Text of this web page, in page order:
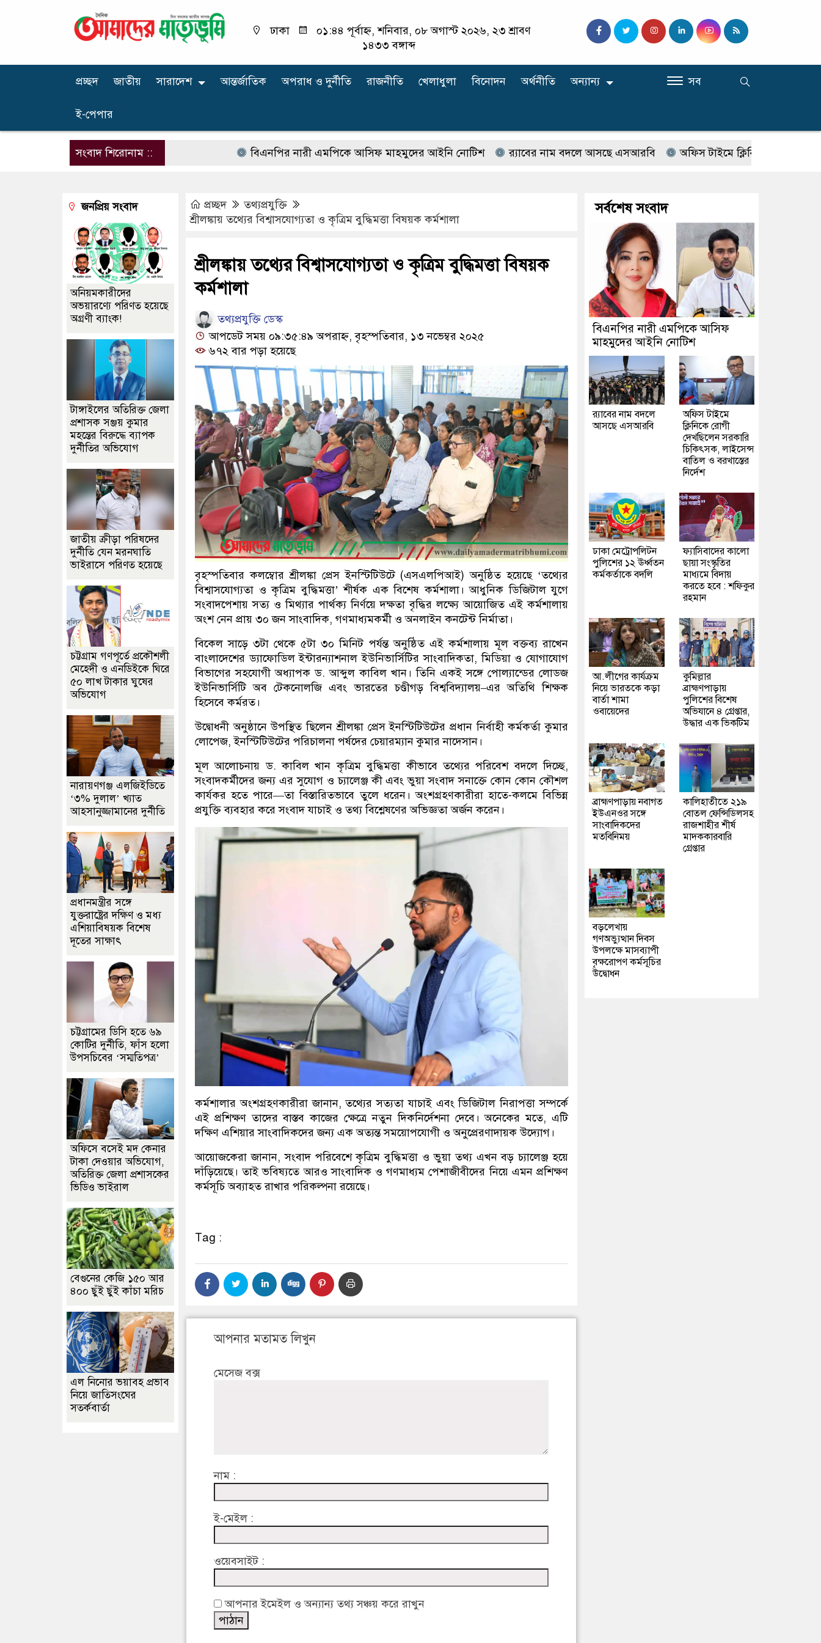
ঢাকা
০১:৪৪ পূর্বাহ্ন, শনিবার, ০৮ অগাস্ট ২০২৬, ২৩ শ্রাবণ
১৪৩৩ বঙ্গাব্দ
প্রচ্ছদ জাতীয় সারাদেশ আন্তর্জাতিক অপরাধ ‍ও দুর্নীতি রাজনীতি খেলাধুলা বিনোদন অর্থনীতি অন্যান্য
ই-পেপার
সব
সংবাদ শিরোনাম :: বিএনপির নারী এমপিকে আসিফ মাহমুদের আইনি নোটিশ র‍্যাবের নাম বদলে আসছে এসআরবি অফিস টাইমে ক্লিনিকে রোগী দেখছিলেন
প্রচ্ছদ
তথ্যপ্রযুক্তি
শ্রীলঙ্কায় তথ্যের বিশ্বাসযোগ্যতা ও কৃত্রিম বুদ্ধিমত্তা বিষয়ক কর্মশালা
শ্রীলঙ্কায় তথ্যের বিশ্বাসযোগ্যতা ও কৃত্রিম বুদ্ধিমত্তা বিষয়ক
কর্মশালা
তথ্যপ্রযুক্তি ডেস্ক
আপডেট সময় ০৯:৩৫:৪৯ অপরাহ্ন, বৃহস্পতিবার, ১৩ নভেম্বর ২০২৫
৬৭২ বার পড়া হয়েছে
বৃহস্পতিবার কলম্বোর শ্রীলঙ্কা প্রেস ইনস্টিটিউটে (এসএলপিআই) অনুষ্ঠিত হয়েছে ‘তথ্যের
বিশ্বাসযোগ্যতা ও কৃত্রিম বুদ্ধিমত্তা’ শীর্ষক এক বিশেষ কর্মশালা। আধুনিক ডিজিটাল যুগে
সংবাদপেশায় সত্য ও মিথ্যার পার্থক্য নির্ণয়ে দক্ষতা বৃদ্ধির লক্ষ্যে আয়োজিত এই কর্মশালায়
অংশ নেন প্রায় ৩০ জন সাংবাদিক, গণমাধ্যমকর্মী ও অনলাইন কনটেন্ট নির্মাতা।
বিকেল সাড়ে ৩টা থেকে ৫টা ৩০ মিনিট পর্যন্ত অনুষ্ঠিত এই কর্মশালায় মূল বক্তব্য রাখেন
বাংলাদেশের ড্যাফোডিল ইন্টারন্যাশনাল ইউনিভার্সিটির সাংবাদিকতা, মিডিয়া ও যোগাযোগ
বিভাগের সহযোগী অধ্যাপক ড. আব্দুল কাবিল খান। তিনি একই সঙ্গে পোল্যান্ডের লোডজ
ইউনিভার্সিটি অব টেকনোলজি এবং ভারতের চণ্ডীগড় বিশ্ববিদ্যালয়–এর অতিথি শিক্ষক
হিসেবে কর্মরত।
উদ্বোধনী অনুষ্ঠানে উপস্থিত ছিলেন শ্রীলঙ্কা প্রেস ইনস্টিটিউটের প্রধান নির্বাহী কর্মকর্তা কুমার
লোপেজ, ইনস্টিটিউটের পরিচালনা পর্ষদের চেয়ারম্যান কুমার নাদেসান।
মূল আলোচনায় ড. কাবিল খান কৃত্রিম বুদ্ধিমত্তা কীভাবে তথ্যের পরিবেশ বদলে দিচ্ছে,
সংবাদকর্মীদের জন্য এর সুযোগ ও চ্যালেঞ্জ কী এবং ভুয়া সংবাদ সনাক্তে কোন কোন কৌশল
কার্যকর হতে পারে—তা বিস্তারিতভাবে তুলে ধরেন। অংশগ্রহণকারীরা হাতে-কলমে বিভিন্ন
প্রযুক্তি ব্যবহার করে সংবাদ যাচাই ও তথ্য বিশ্লেষণের অভিজ্ঞতা অর্জন করেন।
কর্মশালার অংশগ্রহণকারীরা জানান, তথ্যের সত্যতা যাচাই এবং ডিজিটাল নিরাপত্তা সম্পর্কে
এই প্রশিক্ষণ তাদের বাস্তব কাজের ক্ষেত্রে নতুন দিকনির্দেশনা দেবে। অনেকের মতে, এটি
দক্ষিণ এশিয়ার সাংবাদিকদের জন্য এক অত্যন্ত সময়োপযোগী ও অনুপ্রেরণাদায়ক উদ্যোগ।
আয়োজকেরা জানান, সংবাদ পরিবেশে কৃত্রিম বুদ্ধিমত্তা ও ভুয়া তথ্য এখন বড় চ্যালেঞ্জ হয়ে
দাঁড়িয়েছে। তাই ভবিষ্যতে আরও সাংবাদিক ও গণমাধ্যম পেশাজীবীদের নিয়ে এমন প্রশিক্ষণ
কর্মসূচি অব্যাহত রাখার পরিকল্পনা রয়েছে।
Tag :
আপনার মতামত লিখুন
মেসেজ বক্স
নাম :
ই-মেইল :
ওয়েবসাইট :
আপনার ইমেইল ও অন্যান্য তথ্য সঞ্চয় করে রাখুন
জনপ্রিয় সংবাদ
অনিয়মকারীদের
অভয়ারণ্যে পরিণত হয়েছে
অগ্রণী ব্যাংক!
টাঙ্গাইলের অতিরিক্ত জেলা
প্রশাসক সঞ্জয় কুমার
মহন্তের বিরুদ্ধে ব্যাপক
দুর্নীতির অভিযোগ
জাতীয় ক্রীড়া পরিষদের
দুর্নীতি যেন মরনঘাতি
ভাইরাসে পরিণত হয়েছে
চট্টগ্রাম গণপূর্তে প্রকৌশলী
মেহেদী ও এনডিইকে ঘিরে
৫০ লাখ টাকার ঘুষের
অভিযোগ
নারায়ণগঞ্জ এলজিইডিতে
‘৩% দুলাল’ খ্যাত
আহসানুজ্জামানের দুর্নীতি
প্রধানমন্ত্রীর সঙ্গে
যুক্তরাষ্ট্রের দক্ষিণ ও মধ্য
এশিয়াবিষয়ক বিশেষ
দূতের সাক্ষাৎ
চট্টগ্রামের ডিসি হতে ৬৯
কোটির দুর্নীতি, ফাঁস হলো
উপসচিবের ‘সম্মতিপত্র’
অফিসে বসেই মদ কেনার
টাকা দেওয়ার অভিযোগ,
অতিরিক্ত জেলা প্রশাসকের
ভিডিও ভাইরাল
বেগুনের কেজি ১৫০ আর
৪০০ ছুঁই ছুঁই কাঁচা মরিচ
এল নিনোর ভয়াবহ প্রভাব
নিয়ে জাতিসংঘের
সতর্কবার্তা
সর্বশেষ সংবাদ
বিএনপির নারী এমপিকে আসিফ
মাহমুদের আইনি নোটিশ
র‍্যাবের নাম বদলে
আসছে এসআরবি
অফিস টাইমে
ক্লিনিকে রোগী
দেখছিলেন সরকারি
চিকিৎসক, লাইসেন্স
বাতিল ও বরখাস্তের
নির্দেশ
ঢাকা মেট্রোপলিটন
পুলিশের ১২ ঊর্ধ্বতন
কর্মকর্তাকে বদলি
ফ্যাসিবাদের কালো
ছায়া সংস্কৃতির
মাধ্যমে বিদায়
করতে হবে : শফিকুর
রহমান
আ.লীগের কার্যক্রম
নিয়ে ভারতকে কড়া
বার্তা শামা
ওবায়েদের
কুমিল্লার
ব্রাহ্মণপাড়ায়
পুলিশের বিশেষ
অভিযানে ৪ গ্রেপ্তার,
উদ্ধার এক ভিকটিম
ব্রাহ্মণপাড়ায় নবাগত
ইউএনওর সঙ্গে
সাংবাদিকদের
মতবিনিময়
কালিহাতীতে ২১৯
বোতল ফেন্সিডিলসহ
রাজশাহীর শীর্ষ
মাদককারবারি
গ্রেপ্তার
বড়লেখায়
গণঅভ্যুত্থান দিবস
উপলক্ষে মাসব্যাপী
বৃক্ষরোপণ কর্মসূচির
উদ্বোধন